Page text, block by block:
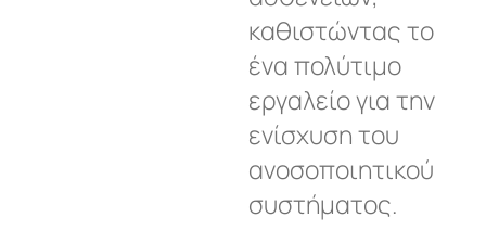
καθιστώντας το
ένα πολύτιμο
εργαλείο για την
ενίσχυση του
ανοσοποιητικού
συστήματος.